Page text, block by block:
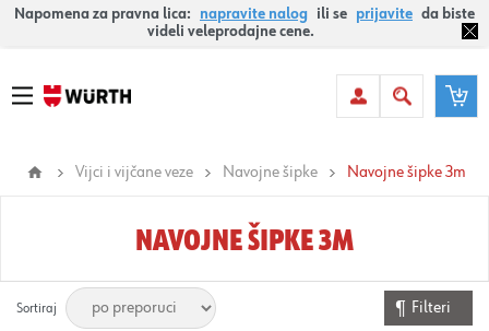
Napomena za pravna lica: napravite nalog ili se prijavite da biste
videli veleprodajne cene.
Vijci i vijčane veze Navojne šipke Navojne šipke 3m
NAVOJNE ŠIPKE 3M
Sortiraj Filteri